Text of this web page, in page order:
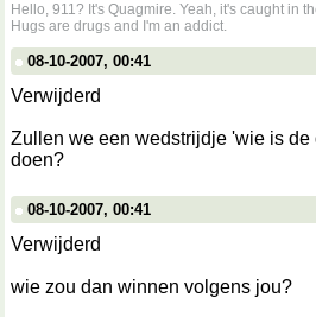
Hello, 911? It's Quagmire. Yeah, it's caught in
Hugs are drugs and I'm an addict.
08-10-2007, 00:41
Verwijderd
Zullen we een wedstrijdje 'wie is de
doen?
08-10-2007, 00:41
Verwijderd
wie zou dan winnen volgens jou?